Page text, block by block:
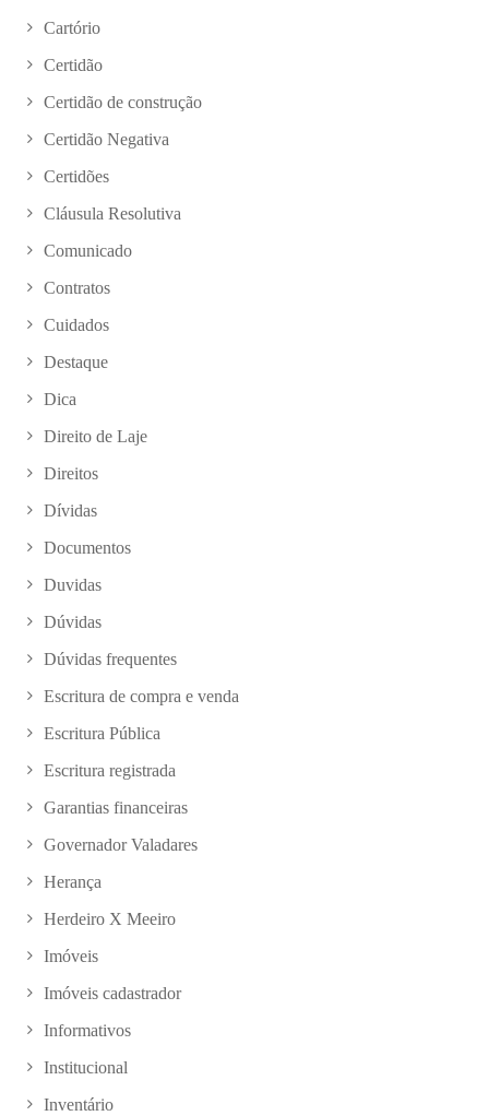
Cartório
Certidão
Certidão de construção
Certidão Negativa
Certidões
Cláusula Resolutiva
Comunicado
Contratos
Cuidados
Destaque
Dica
Direito de Laje
Direitos
Dívidas
Documentos
Duvidas
Dúvidas
Dúvidas frequentes
Escritura de compra e venda
Escritura Pública
Escritura registrada
Garantias financeiras
Governador Valadares
Herança
Herdeiro X Meeiro
Imóveis
Imóveis cadastrador
Informativos
Institucional
Inventário